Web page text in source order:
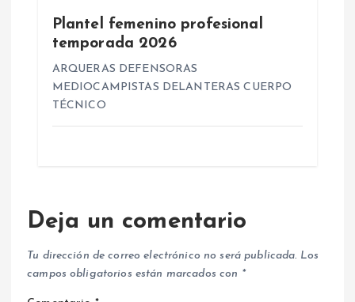
Plantel femenino profesional
temporada 2026
ARQUERAS DEFENSORAS
MEDIOCAMPISTAS DELANTERAS CUERPO
TÉCNICO
Deja un comentario
Tu dirección de correo electrónico no será publicada. Los
campos obligatorios están marcados con *